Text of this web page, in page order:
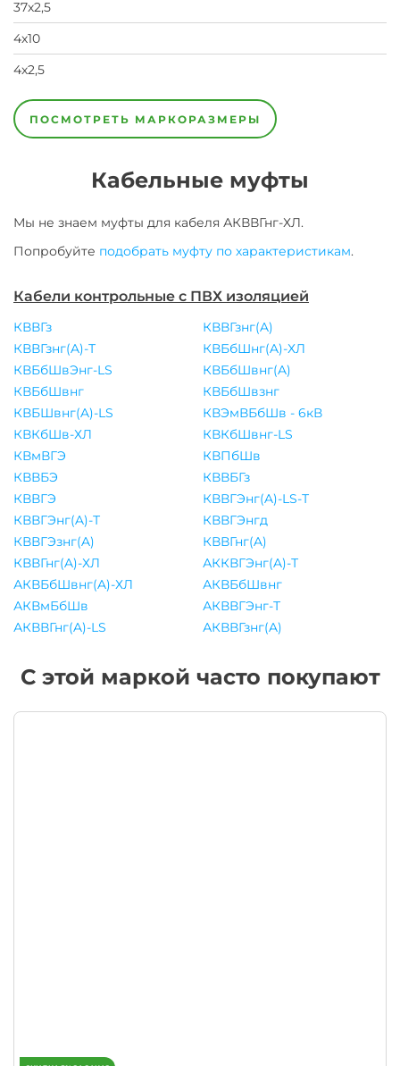
37х2,5
4х10
4х2,5
4х4,0
4х6,0
5х2,5
7х10
7х2,5
7х4,0
7х6,0
ПОСМОТРЕТЬ МАРКОРАЗМЕРЫ
Кабельные муфты
Мы не знаем муфты для кабеля АКВВГнг-ХЛ.
Попробуйте подобрать муфту по характеристикам.
Кабели контрольные с ПВХ изоляцией
КВВГз
КВВГзнг(A)
КВВГзнг(A)-Т
КВБбШнг(A)-ХЛ
КВБбШвЭнг-LS
КВБбШвнг(A)
КВБбШвнг
КВБбШвзнг
КВБШвнг(A)-LS
КВЭмВБбШв - 6кВ
КВКбШв-ХЛ
КВКбШвнг-LS
КВмВГЭ
КВПбШв
КВВБЭ
КВВБГз
КВВГЭ
КВВГЭнг(A)-LS-Т
КВВГЭнг(A)-Т
КВВГЭнгд
КВВГЭзнг(A)
КВВГнг(A)
КВВГнг(A)-ХЛ
АККВГЭнг(A)-Т
АКВБбШвнг(A)-ХЛ
АКВБбШвнг
АКВмБбШв
АКВВГЭнг-Т
АКВВГнг(A)-LS
АКВВГзнг(A)
С этой маркой часто покупают